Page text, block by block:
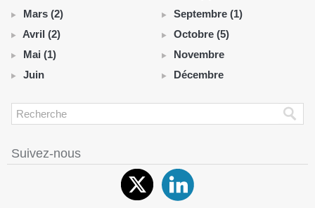
Mars (2)
Avril (2)
Mai (1)
Juin
Septembre (1)
Octobre (5)
Novembre
Décembre
Suivez-nous